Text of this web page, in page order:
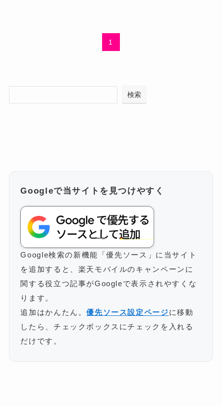
1
検索
Googleで当サイトを見つけやすく
Google検索の新機能「優先ソース」に当サイト
を追加すると、楽天モバイルのキャンペーンに
関する役立つ記事がGoogleで表示されやすくな
ります。
追加はかんたん。優先ソース設定ページに移動
したら、チェックボックスにチェックを入れる
だけです。